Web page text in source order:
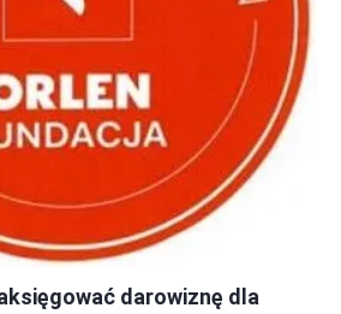
darowiznę dla